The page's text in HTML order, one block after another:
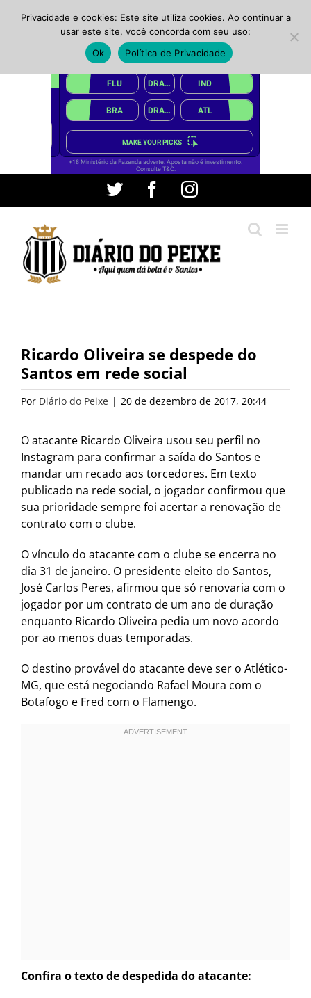
conteúdo
Twitter FacebookInstagram
Ricardo Oliveira se despede do
Santos em rede social
Por Diário do Peixe | 20 de dezembro de 2017, 20:44
O atacante Ricardo Oliveira usou seu perfil no
Instagram para confirmar a saída do Santos e
mandar um recado aos torcedores. Em texto
publicado na rede social, o jogador confirmou que
sua prioridade sempre foi acertar a renovação de
contrato com o clube.
O vínculo do atacante com o clube se encerra no
dia 31 de janeiro. O presidente eleito do Santos,
José Carlos Peres, afirmou que só renovaria com o
jogador por um contrato de um ano de duração
enquanto Ricardo Oliveira pedia um novo acordo
por ao menos duas temporadas.
O destino provável do atacante deve ser o Atlético-
MG, que está negociando Rafael Moura com o
Botafogo e Fred com o Flamengo.
Confira o texto de despedida do atacante:
Privacidade e cookies: Este site utiliza cookies. Ao continuar a
usar este site, você concorda com seu uso:
Ok
Política de Privacidade